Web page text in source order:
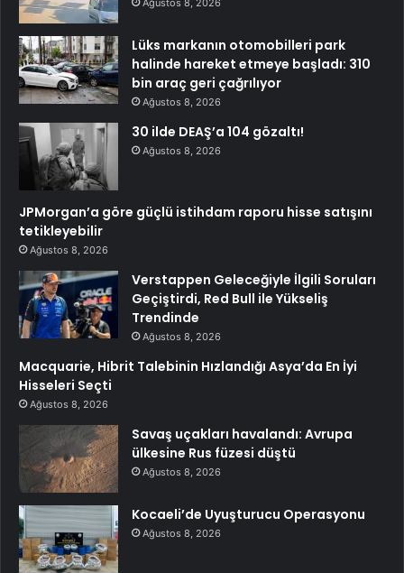
Ağustos 8, 2026
Lüks markanın otomobilleri park
halinde hareket etmeye başladı: 310
bin araç geri çağrılıyor
Ağustos 8, 2026
30 ilde DEAŞ’a 104 gözaltı!
Ağustos 8, 2026
JPMorgan’a göre güçlü istihdam raporu hisse satışını
tetikleyebilir
Ağustos 8, 2026
Verstappen Geleceğiyle İlgili Soruları
Geçiştirdi, Red Bull ile Yükseliş
Trendinde
Ağustos 8, 2026
Macquarie, Hibrit Talebinin Hızlandığı Asya’da En İyi
Hisseleri Seçti
Ağustos 8, 2026
Savaş uçakları havalandı: Avrupa
ülkesine Rus füzesi düştü
Ağustos 8, 2026
Kocaeli’de Uyuşturucu Operasyonu
Ağustos 8, 2026